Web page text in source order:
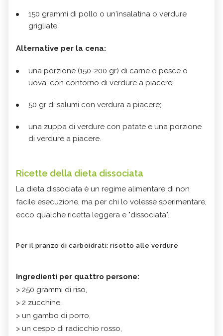
150 grammi di pollo o un'insalatina o verdure
grigliate.
Alternative per la cena:
una porzione (150-200 gr) di carne o pesce o
uova, con contorno di verdure a piacere;
50 gr di salumi con verdura a piacere;
una zuppa di verdure con patate e una porzione
di verdure a piacere.
Ricette della dieta dissociata
La dieta dissociata è un regime alimentare di non
facile esecuzione, ma per chi lo volesse sperimentare,
ecco qualche ricetta leggera e "dissociata".
Per il pranzo di carboidrati: risotto alle verdure
Ingredienti per quattro persone:
> 250 grammi di riso,
> 2 zucchine,
> un gambo di porro,
> un cespo di radicchio rosso,